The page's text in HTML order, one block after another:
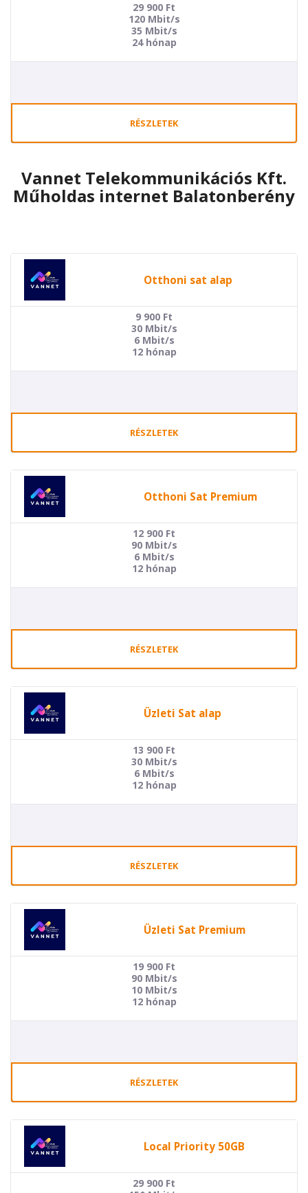
29 900 Ft
120 Mbit/s
35 Mbit/s
24 hónap
RÉSZLETEK
Vannet Telekommunikációs Kft.
Műholdas internet Balatonberény
Otthoni sat alap
9 900 Ft
30 Mbit/s
6 Mbit/s
12 hónap
RÉSZLETEK
Otthoni Sat Premium
12 900 Ft
90 Mbit/s
6 Mbit/s
12 hónap
RÉSZLETEK
Üzleti Sat alap
13 900 Ft
30 Mbit/s
6 Mbit/s
12 hónap
RÉSZLETEK
Üzleti Sat Premium
19 900 Ft
90 Mbit/s
10 Mbit/s
12 hónap
RÉSZLETEK
Local Priority 50GB
29 900 Ft